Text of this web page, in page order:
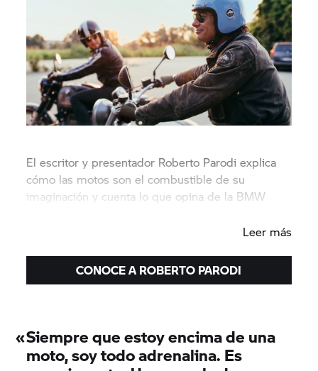
El escritor y presentador Roberto Parodi explica
cómo las motos son el combustible de su
imaginación y cuenta lo que opina de la BMW
Leer más
CONOCE A ROBERTO PARODI
«Siempre que estoy encima de una
moto, soy todo adrenalina. Es